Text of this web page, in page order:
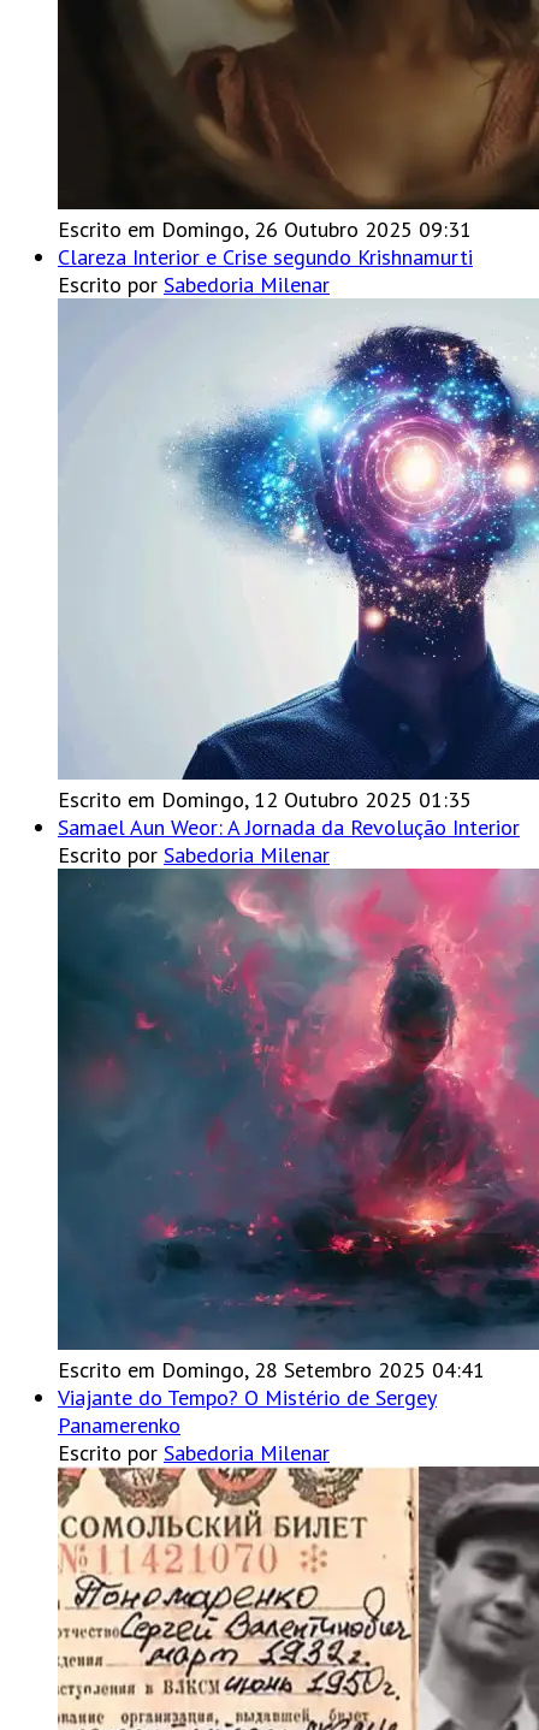
Escrito em Domingo, 26 Outubro 2025 09:31
Clareza Interior e Crise segundo Krishnamurti
Escrito por Sabedoria Milenar
Escrito em Domingo, 12 Outubro 2025 01:35
Samael Aun Weor: A Jornada da Revolução Interior
Escrito por Sabedoria Milenar
Escrito em Domingo, 28 Setembro 2025 04:41
Viajante do Tempo? O Mistério de Sergey
Panamerenko
Escrito por Sabedoria Milenar